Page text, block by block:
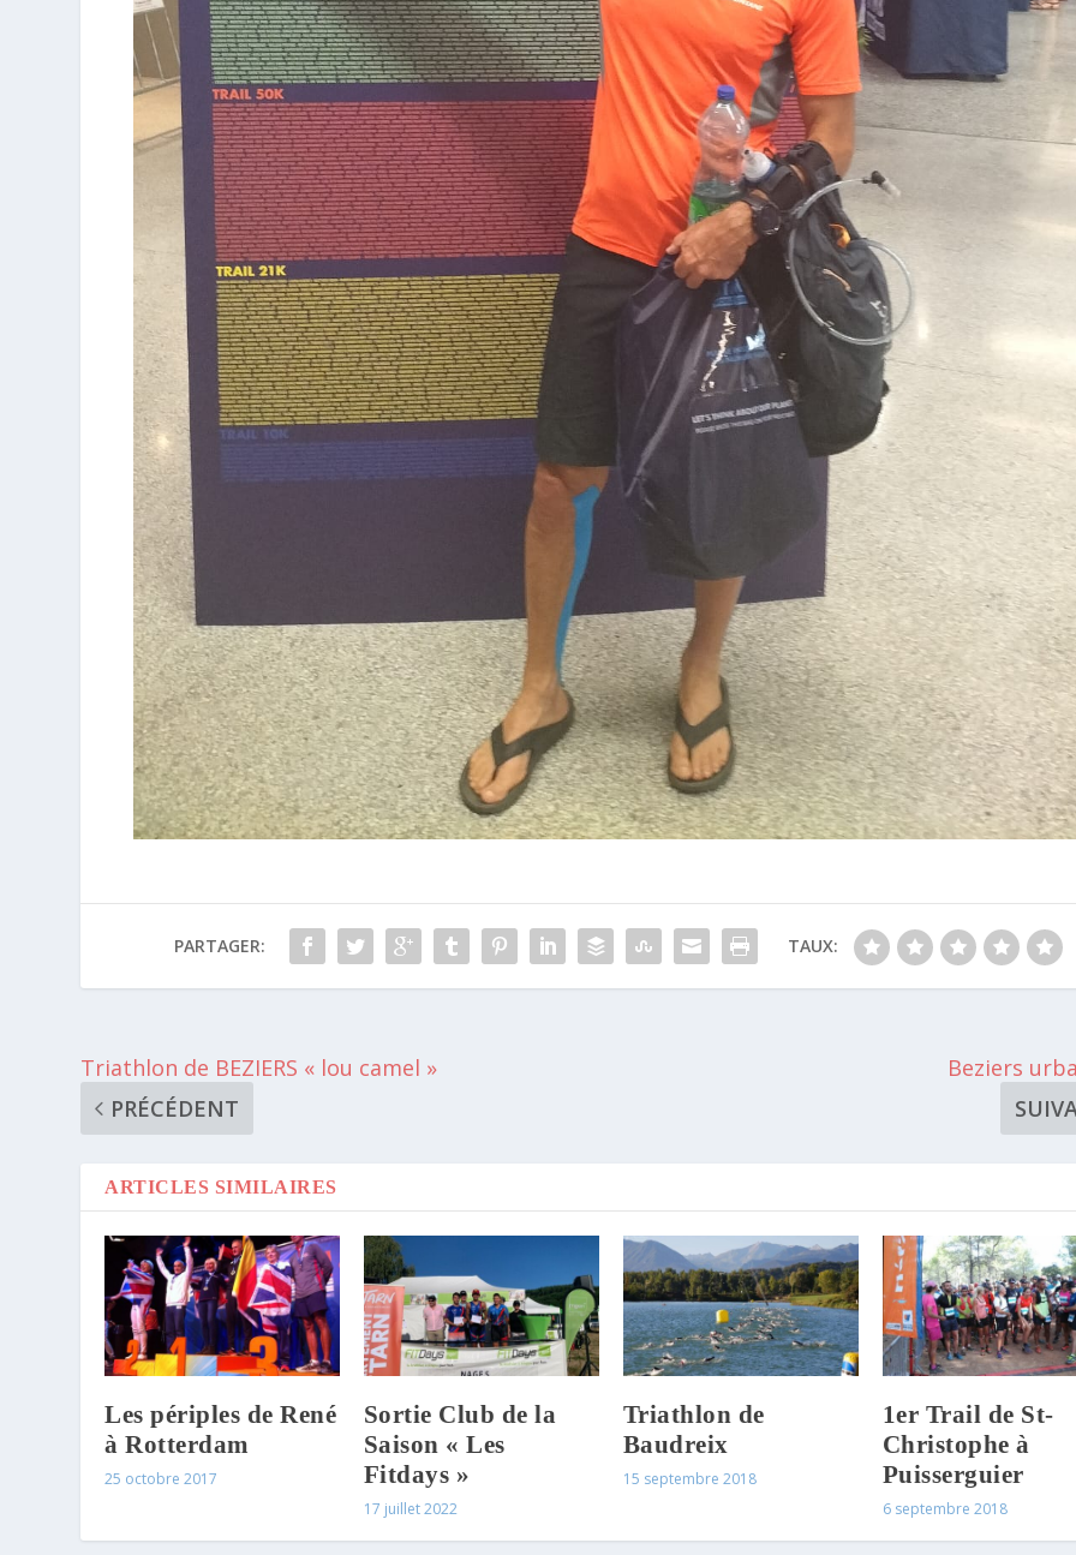
PARTAGER: TAUX:
Triathlon de BEZIERS « lou camel »
PRÉCÉDENT
Beziers
ARTICLES SIMILAIRES
Les périples de René
à Rotterdam
25 octobre 2017
Sortie Club de la
Saison « Les
Fitdays »
17 juillet 2022
Triathlon de
Baudreix
15 septembre 2018
1er Trail de St-
Christophe à
Puisserguier
6 septembre 2018